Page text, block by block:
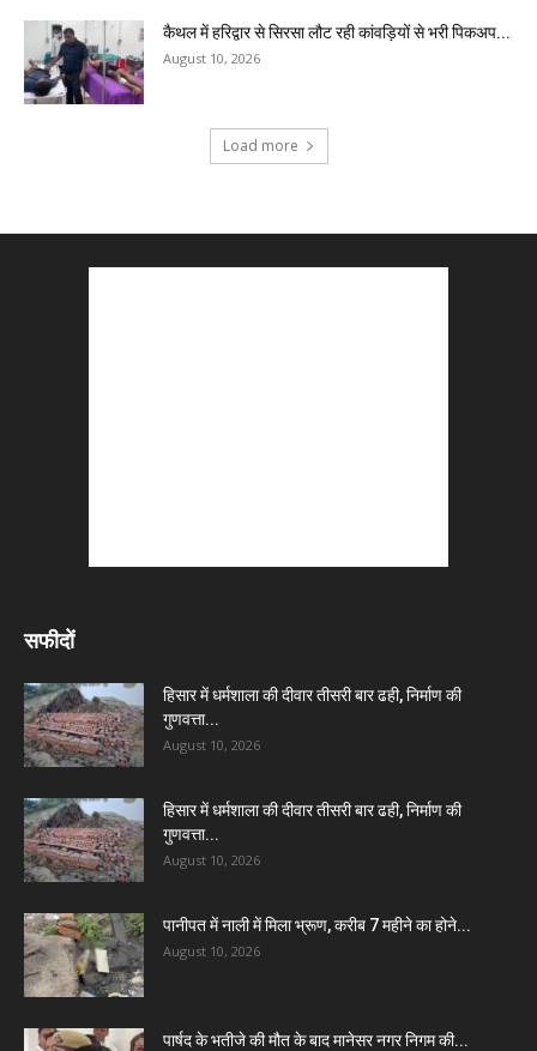
कैथल में हरिद्वार से सिरसा लौट रही कांवड़ियों से भरी पिकअप...
August 10, 2026
Load more
सफीदों
हिसार में धर्मशाला की दीवार तीसरी बार ढही, निर्माण की
गुणवत्ता...
August 10, 2026
हिसार में धर्मशाला की दीवार तीसरी बार ढही, निर्माण की
गुणवत्ता...
August 10, 2026
पानीपत में नाली में मिला भ्रूण, करीब 7 महीने का होने...
August 10, 2026
पार्षद के भतीजे की मौत के बाद मानेसर नगर निगम की...